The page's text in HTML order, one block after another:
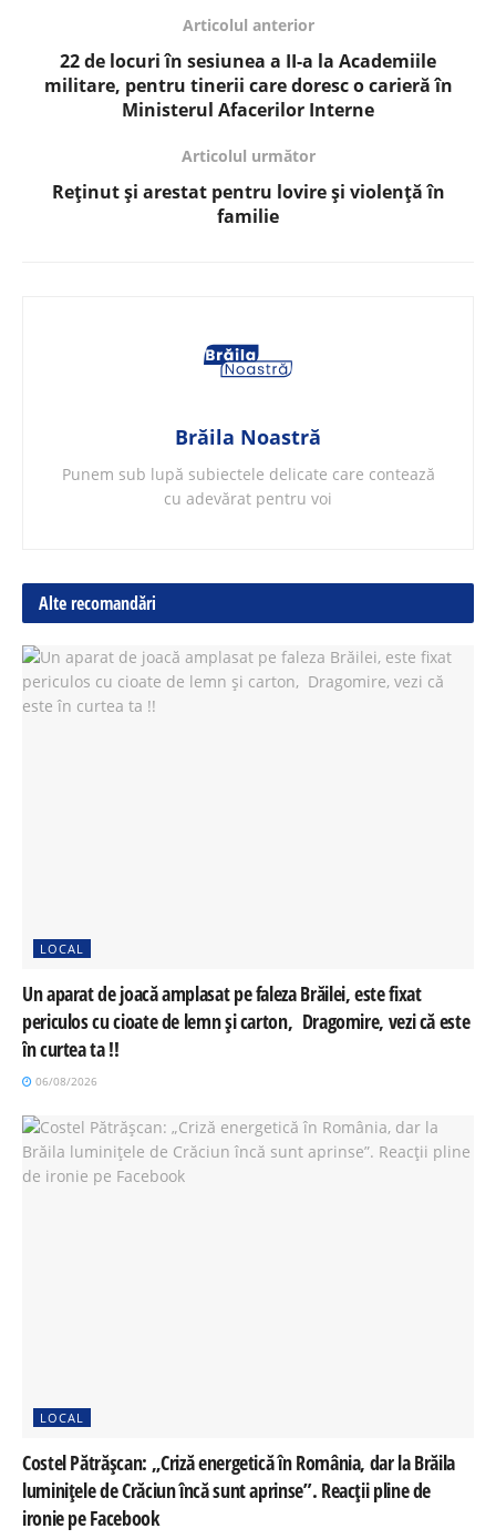
Articolul anterior
22 de locuri în sesiunea a II-a la Academiile
militare, pentru tinerii care doresc o carieră în
Ministerul Afacerilor Interne
Articolul următor
Reținut și arestat pentru lovire și violență în
familie
Brăila Noastră
Punem sub lupă subiectele delicate care contează
cu adevărat pentru voi
Alte recomandări
LOCAL
Un aparat de joacă amplasat pe faleza Brăilei, este fixat
periculos cu cioate de lemn și carton, Dragomire, vezi că este
în curtea ta !!
06/08/2026
LOCAL
Costel Pătrășcan: „Criză energetică în România, dar la Brăila
luminițele de Crăciun încă sunt aprinse”. Reacții pline de
ironie pe Facebook